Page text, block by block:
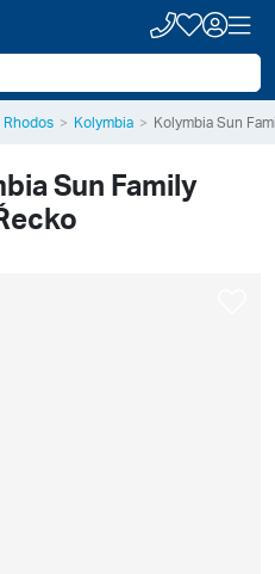
Rhodos Kolymbia Kolymbia Sun
Sun Family